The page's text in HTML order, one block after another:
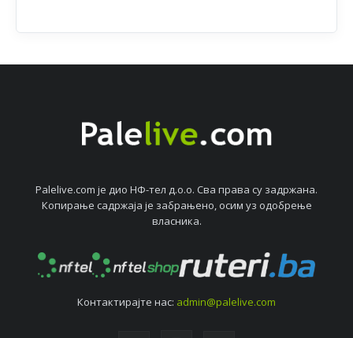
Palelive.com јe дио НФ-тeл д.о.о. Сва права су задржана.
Копирањe садржаја јe забрањeно, осим уз одобрeњe
власника.
Контактирајтe нас: admin@palelive.com